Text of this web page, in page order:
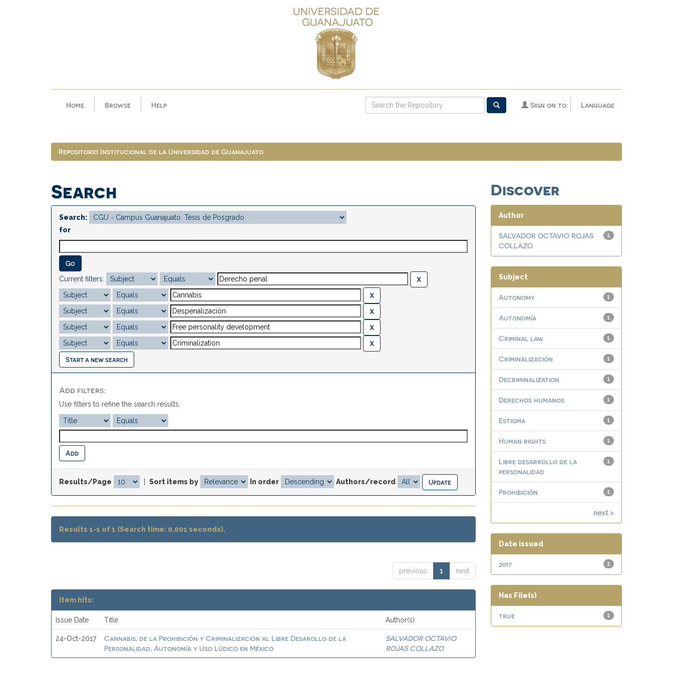
Home Browse Help Language
Sign on to:
Repositorio Institucional de la Universidad de Guanajuato
Search
Search:
for
Current filters:
Start a new search
Add filters:
Use filters to refine the search results.
Results/Page Sort items by In order Authors/record
Results 1-1 of 1 (Search time: 0.001 seconds).
previous 1 next
Item hits:
Issue Date Title Author(s)
24-Oct-2017
Cannabis, de la Prohibición y Criminalización al Libre Desarollo de la
Personalidad, Autonomía y Uso Lúdico en México
SALVADOR OCTAVIO
ROJAS COLLAZO
Discover
Author
1
SALVADOR OCTAVIO ROJAS
COLLAZO
Subject
1
Autonomy
1
Autonomía
1
Criminal law
1
Criminalización
1
Decriminalization
1
Derechos humanos
1
Estigma
1
Human rights
1
Libre desarrollo de la
personalidad
1
Prohibición
next >
Date issued
1
2017
Has File(s)
1
true